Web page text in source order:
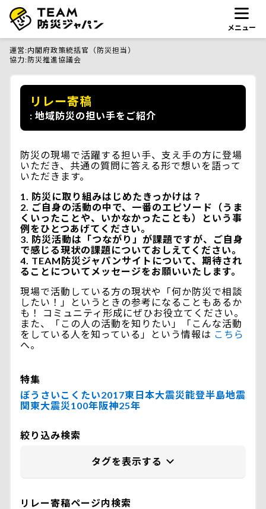
メニュー
運営 内閣府政策統括官（防災担当）
協力 防災推進協議会
リレー寄稿
地域防災の担い手をご紹介
防災の現場で活躍する担い手、支え手の方に登場
いただき、共通の質問に答える形で想いを語って
いただきます。
防災に取り組みはじめたきっかけは？
ご自身の活動の中で、一番のエピソード（うま
くいったことや、いかなかったことも）という事
例をひとつあげてください。
防災活動は「つながり」が課題ですが、ご自身
で感じる現状の課題についておしえてください。
TEAM防災ジャパンサイトについて、期待され
ることについてメッセージをお願いいたします。
現場で活動している方の現状や「何か防災で相談
したい！」というときの参考になることもあるか
も！ コミュニティ形成にぜひお役立てください。
また、「この人の活動を知りたい」「こんな活動
をしている人を知っている」という情報は こちら
へ。
特集
ぼうさいこくたい2017東日本大震災能登半島地震
関東大震災100年阪神25年
絞り込み検索
リレー寄稿ページ内検索